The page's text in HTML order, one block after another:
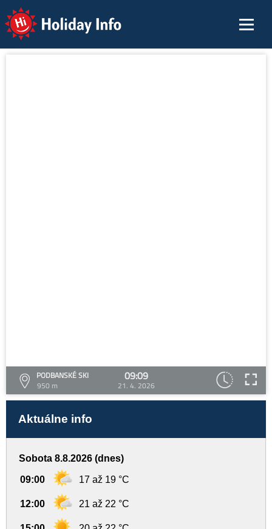
Holiday Info
PODBANSKÉ SKI
950 m
09:09
21. 4. 2026
Aktuálne info
Sobota 8.8.2026 (dnes)
09:00 17 až 19 °C
12:00 21 až 22 °C